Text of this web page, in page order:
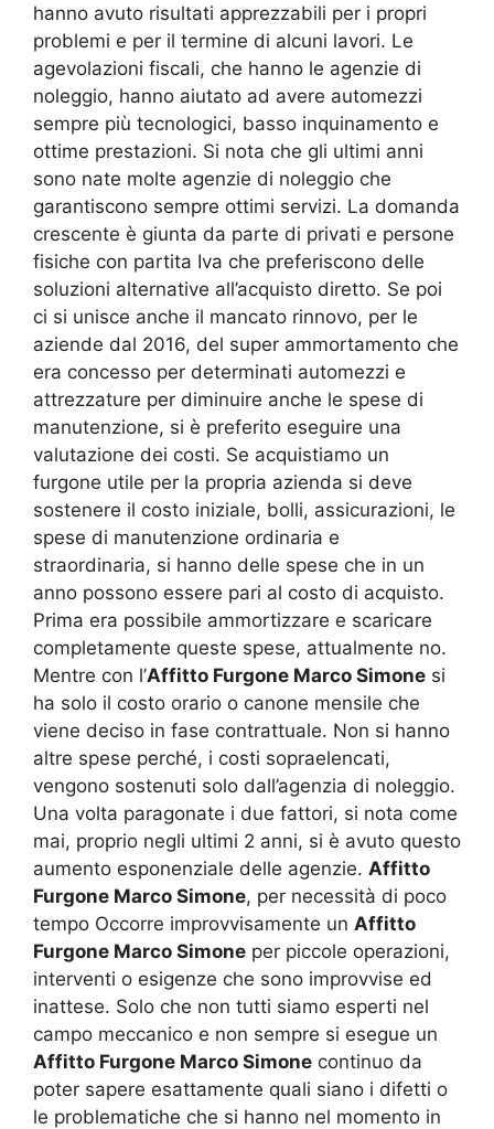
hanno avuto risultati apprezzabili per i propri
problemi e per il termine di alcuni lavori. Le
agevolazioni fiscali, che hanno le agenzie di
noleggio, hanno aiutato ad avere automezzi
sempre più tecnologici, basso inquinamento e
ottime prestazioni. Si nota che gli ultimi anni
sono nate molte agenzie di noleggio che
garantiscono sempre ottimi servizi. La domanda
crescente è giunta da parte di privati e persone
fisiche con partita Iva che preferiscono delle
soluzioni alternative all’acquisto diretto. Se poi
ci si unisce anche il mancato rinnovo, per le
aziende dal 2016, del super ammortamento che
era concesso per determinati automezzi e
attrezzature per diminuire anche le spese di
manutenzione, si è preferito eseguire una
valutazione dei costi. Se acquistiamo un
furgone utile per la propria azienda si deve
sostenere il costo iniziale, bolli, assicurazioni, le
spese di manutenzione ordinaria e
straordinaria, si hanno delle spese che in un
anno possono essere pari al costo di acquisto.
Prima era possibile ammortizzare e scaricare
completamente queste spese, attualmente no.
Mentre con l’Affitto Furgone Marco Simone si
ha solo il costo orario o canone mensile che
viene deciso in fase contrattuale. Non si hanno
altre spese perché, i costi sopraelencati,
vengono sostenuti solo dall’agenzia di noleggio.
Una volta paragonate i due fattori, si nota come
mai, proprio negli ultimi 2 anni, si è avuto questo
aumento esponenziale delle agenzie. Affitto
Furgone Marco Simone, per necessità di poco
tempo Occorre improvvisamente un Affitto
Furgone Marco Simone per piccole operazioni,
interventi o esigenze che sono improvvise ed
inattese. Solo che non tutti siamo esperti nel
campo meccanico e non sempre si esegue un
Affitto Furgone Marco Simone continuo da
poter sapere esattamente quali siano i difetti o
le problematiche che si hanno nel momento in